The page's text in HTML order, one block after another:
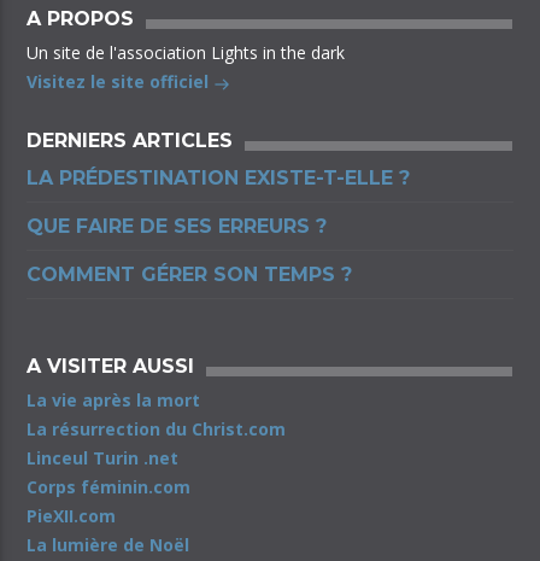
A PROPOS
Un site de l'association Lights in the dark
Visitez le site officiel
DERNIERS ARTICLES
LA PRÉDESTINATION EXISTE-T-ELLE ?
QUE FAIRE DE SES ERREURS ?
COMMENT GÉRER SON TEMPS ?
A VISITER AUSSI
La vie après la mort
La résurrection du Christ.com
Linceul Turin .net
Corps féminin.com
PieXII.com
La lumière de Noël